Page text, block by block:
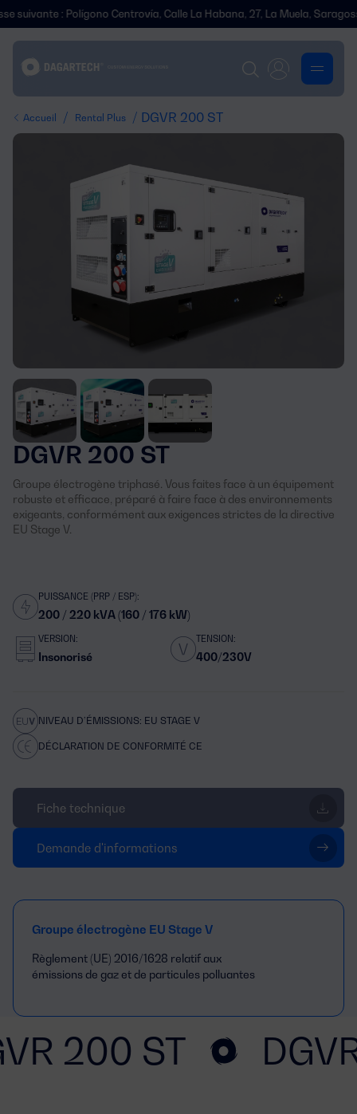
: Polígono Centrovía, Calle La Habana, 27, La Muela, Saragosse.
Accueil / Rental Plus / DGVR 200 ST
DGVR 200 ST
Groupe électrogène triphasé. Vous faites face à un équipement
robuste et efficace, préparé à faire face à des environnements
exigeants, conformément aux exigences strictes de la directive
EU Stage V.
PUISSANCE (PRP / ESP):
200 / 220 kVA (160 / 176 kW)
VERSION:
Insonorisé
TENSION:
400/230V
NIVEAU D’ÉMISSIONS: EU STAGE V
DÉCLARATION DE CONFORMITÉ CE
Fiche technique
Demande d'informations
Groupe électrogène EU Stage V
Règlement (UE) 2016/1628 relatif aux
émissions de gaz et de particules polluantes
200 ST